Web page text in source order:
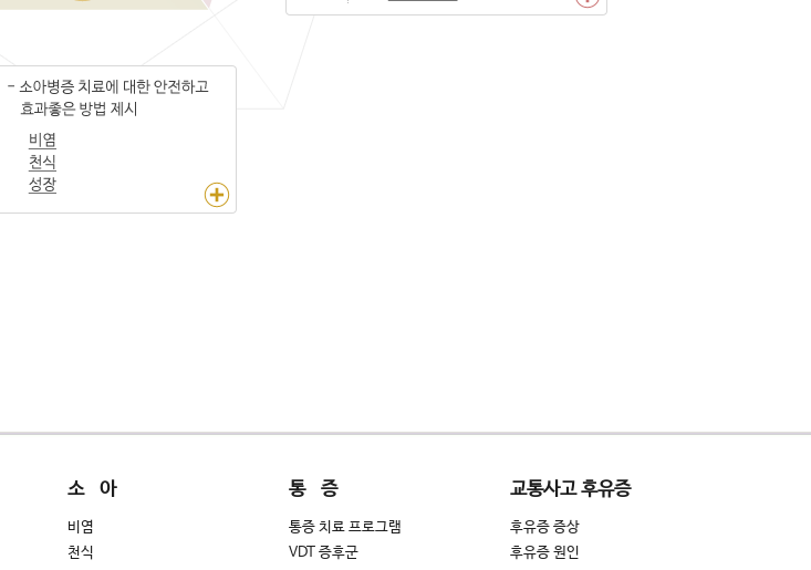
소 아
비염
천식
통 증
통증 치료 프로그램
VDT 증후군
교통사고 후유증
후유증 증상
후유증 원인